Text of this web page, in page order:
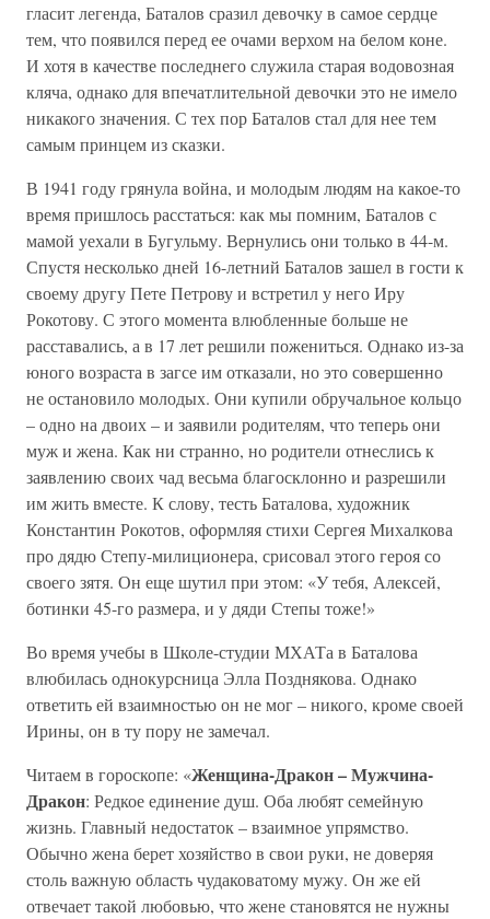
гласит легенда, Баталов сразил девочку в самое сердце
тем, что появился перед ее очами верхом на белом коне.
И хотя в качестве последнего служила старая водовозная
кляча, однако для впечатлительной девочки это не имело
никакого значения. С тех пор Баталов стал для нее тем
самым принцем из сказки.
В 1941 году грянула война, и молодым людям на какое-то
время пришлось расстаться: как мы помним, Баталов с
мамой уехали в Бугульму. Вернулись они только в 44-м.
Спустя несколько дней 16-летний Баталов зашел в гости к
своему другу Пете Петрову и встретил у него Иру
Рокотову. С этого момента влюбленные больше не
расставались, а в 17 лет решили пожениться. Однако из-за
юного возраста в загсе им отказали, но это совершенно
не остановило молодых. Они купили обручальное кольцо
– одно на двоих – и заявили родителям, что теперь они
муж и жена. Как ни странно, но родители отнеслись к
заявлению своих чад весьма благосклонно и разрешили
им жить вместе. К слову, тесть Баталова, художник
Константин Рокотов, оформляя стихи Сергея Михалкова
про дядю Степу-милиционера, срисовал этого героя со
своего зятя. Он еще шутил при этом: «У тебя, Алексей,
ботинки 45-го размера, и у дяди Степы тоже!»
Во время учебы в Школе-студии МХАТа в Баталова
влюбилась однокурсница Элла Позднякова. Однако
ответить ей взаимностью он не мог – никого, кроме своей
Ирины, он в ту пору не замечал.
Читаем в гороскопе: «Женщина-Дракон – Мужчина-
Дракон: Редкое единение душ. Оба любят семейную
жизнь. Главный недостаток – взаимное упрямство.
Обычно жена берет хозяйство в свои руки, не доверяя
столь важную область чудаковатому мужу. Он же ей
отвечает такой любовью, что жене становятся не нужны